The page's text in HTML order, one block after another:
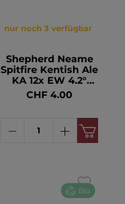
nur noch 3 verfügbar
Shepherd Neame
Spitfire Kentish Ale
KA 12x EW 4.2°
50cl
CHF 4.00
Bio